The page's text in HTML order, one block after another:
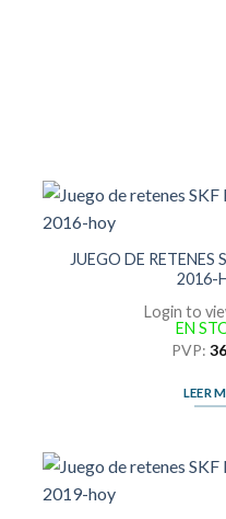
JUEGO DE RETENES
2016-
Login to
EN
PVP:
LEER